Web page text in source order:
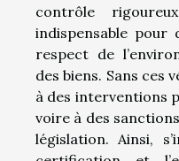
contrôle
indispensable pour
respect de
des biens. Sans ces
à des interventions
voire à des
législation. Ainsi,